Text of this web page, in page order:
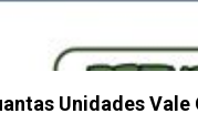
Unidades